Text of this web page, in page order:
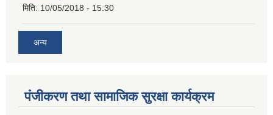
मिति: 10/05/2018 - 15:30
अन्य
पंजीकरण तथा सामाजिक सुरक्षा कार्यक्रम